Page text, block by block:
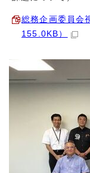
総務企画委員会
155.0KB）